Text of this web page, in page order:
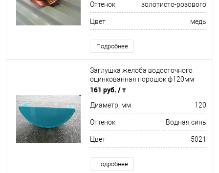
Оттенок золотисто-розового
Цвет медь
Подробнее
Заглушка желоба водосточного
оцинкованная порошок ф120мм
RAL 5021
161 руб. / т
Диаметр, мм 120
Оттенок Водная синь
Цвет 5021
Подробнее